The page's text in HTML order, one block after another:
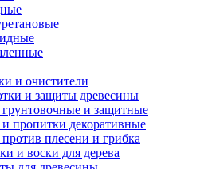
и очистители
и защиты древесины
и защитные
пропитки декоративные
плесени и грибка
и воски для дерева